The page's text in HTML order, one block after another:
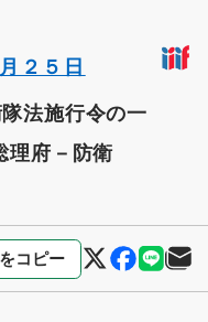
２５日
法施行令の一
理府－防衛
コピー